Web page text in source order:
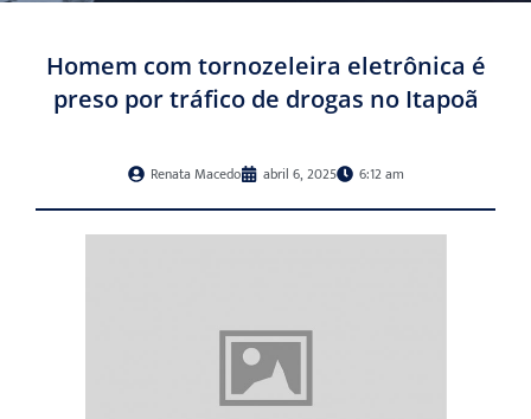
Homem com tornozeleira eletrônica é
preso por tráfico de drogas no Itapoã
Renata Macedo abril 6, 2025 6:12 am